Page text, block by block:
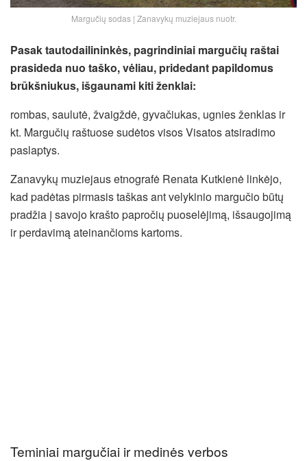
Margučių sodas | Zanavykų muziejaus nuotr.
Pasak tautodailininkės, pagrindiniai margučių raštai
prasideda nuo taško, vėliau, pridedant papildomus
brūkšniukus, išgaunami kiti ženklai:
rombas, saulutė, žvaigždė, gyvačiukas, ugnies ženklas ir
kt. Margučių raštuose sudėtos visos Visatos atsiradimo
paslaptys.
Zanavykų muziejaus etnografė Renata Kutkienė linkėjo,
kad padėtas pirmasis taškas ant velykinio margučio būtų
pradžia į savojo krašto papročių puoselėjimą, išsaugojimą
ir perdavimą ateinančioms kartoms.
Teminiai margučiai ir medinės verbos